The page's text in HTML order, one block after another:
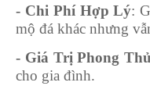
- Chi Phí Hợp Lý:
mộ đá khác nhưng
- Giá Trị Phong
cho gia đình.